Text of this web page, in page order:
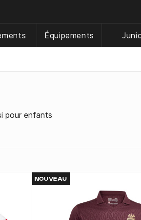
Équipements
pour enfants
NOUVEAU